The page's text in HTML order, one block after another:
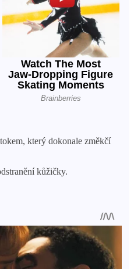
který dokonale změkčí
kůžičky.